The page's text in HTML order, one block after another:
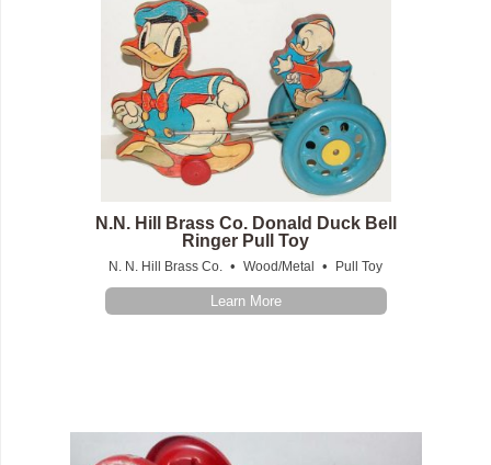
N.N. Hill Brass Co. Donald Duck Bell
Ringer Pull Toy
N. N. Hill Brass Co. • Wood/Metal • Pull Toy
Learn More